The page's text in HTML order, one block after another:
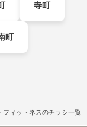
寺町
町
フィットネスのチラシ一覧